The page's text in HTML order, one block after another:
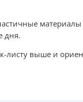
дня.
листу выше и